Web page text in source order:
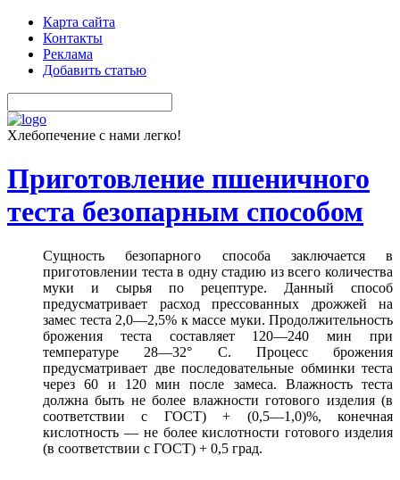
Карта сайта
Контакты
Реклама
Добавить статью
Хлебопечение с нами легко!
Приготовление пшеничного
теста безопарным способом
Сущность безопарного способа заключается в
приготовлении теста в одну стадию из всего количества
муки и сырья по рецептуре. Данный способ
предусматривает расход прессованных дрожжей на
замес теста 2,0—2,5% к массе муки. Продолжительность
брожения теста составляет 120—240 мин при
температуре 28—32° С. Процесс брожения
предусматривает две последовательные обминки теста
через 60 и 120 мин после замеса. Влажность теста
должна быть не более влажности готового изделия (в
соответствии с ГОСТ) + (0,5—1,0)%, конечная
кислотность — не более кислотности готового изделия
(в соответствии с ГОСТ) + 0,5 град.